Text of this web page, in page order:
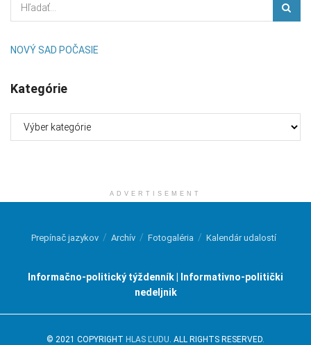
NOVÝ SAD POČASIE
Kategórie
ADVERTISEMENT
Prepínač jazykov Archív Fotogaléria Kalendár udalostí
Informačno-politický týždenník | Informativno-politički
nedeljnik
© 2021 COPYRIGHT HLAS ĽUDU. ALL RIGHTS RESERVED.